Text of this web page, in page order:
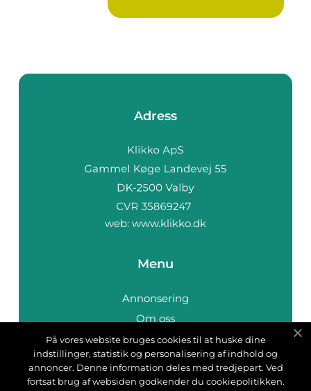
Adress
web: www.klikko.dk
Menu
Annonsering
Om oss
Cookies
Kontakta oss
Sitemap
På vores website bruges cookies til at huske dine
indstillinger, statistik og personalisering af indhold og
annoncer. Denne information deles med tredjepart. Ved
fortsat brug af websiden godkender du cookiepolitikken.